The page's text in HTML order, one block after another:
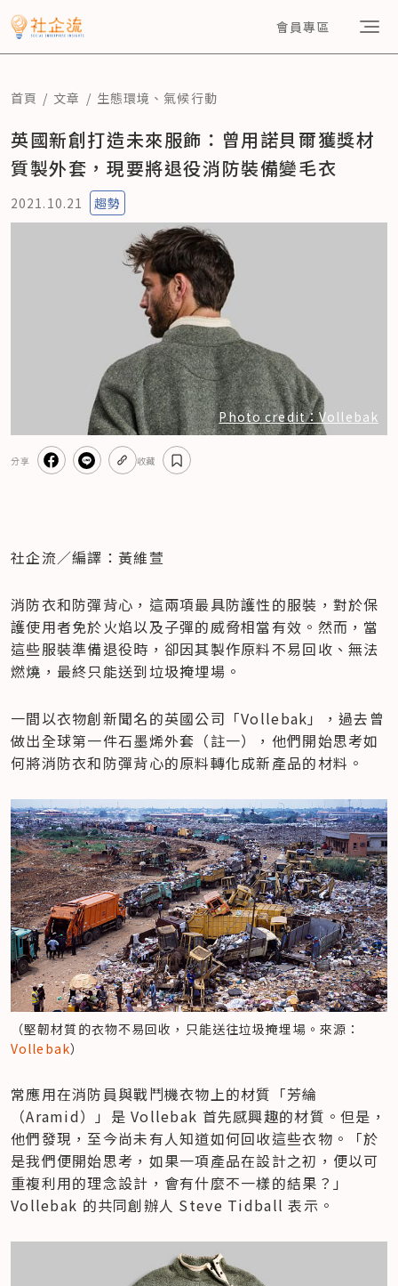
會員專區
首頁 文章 生態環境 、 氣候行動
英國新創打造未來服飾：曾用諾貝爾獲獎材
質製外套，現要將退役消防裝備變毛衣
2021.10.21 趨勢
Photo credit：Vollebak
分享 收藏
社企流／編譯：黃維萱
消防衣和防彈背心，這兩項最具防護性的服裝，對於保
護使用者免於火焰以及子彈的威脅相當有效。然而，當
這些服裝準備退役時，卻因其製作原料不易回收、無法
燃燒，最終只能送到垃圾掩埋場。
一間以衣物創新聞名的英國公司「Vollebak」，過去曾
做出全球第一件石墨烯外套（註一），他們開始思考如
何將消防衣和防彈背心的原料轉化成新產品的材料。
（堅韌材質的衣物不易回收，只能送往垃圾掩埋場。來源：
Vollebak）
常應用在消防員與戰鬥機衣物上的材質「芳綸
（Aramid）」是 Vollebak 首先感興趣的材質。但是，
他們發現，至今尚未有人知道如何回收這些衣物。「於
是我們便開始思考，如果一項產品在設計之初，便以可
重複利用的理念設計，會有什麼不一樣的結果？」
Vollebak 的共同創辦人 Steve Tidball 表示。